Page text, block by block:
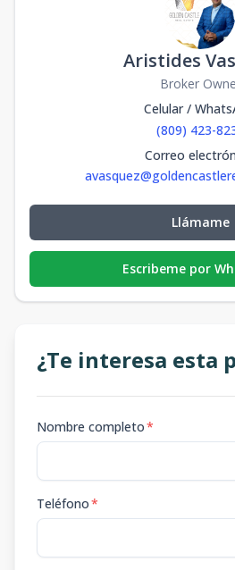
Aristides
Broker
Celular /
(809) 423-
Correo
Llámame
Escribeme por
¿Te interesa esta
Nombre completo*
Teléfono*